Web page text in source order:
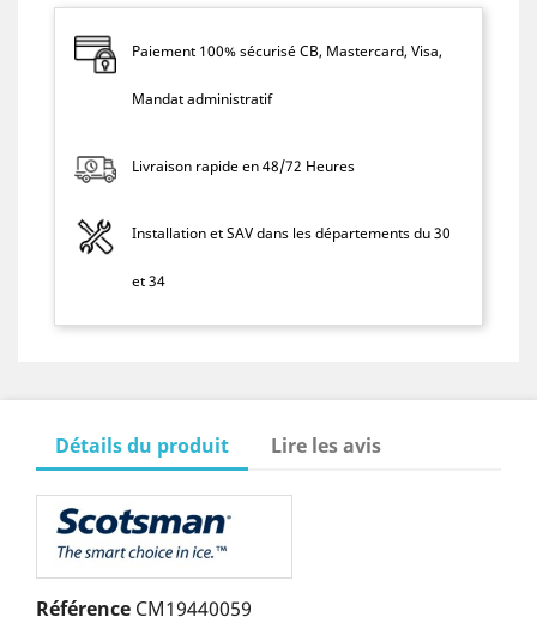
Paiement 100% sécurisé CB, Mastercard, Visa,
Mandat administratif
Livraison rapide en 48/72 Heures
Installation et SAV dans les départements du 30
et 34
Détails du produit Lire les avis
Référence CM19440059